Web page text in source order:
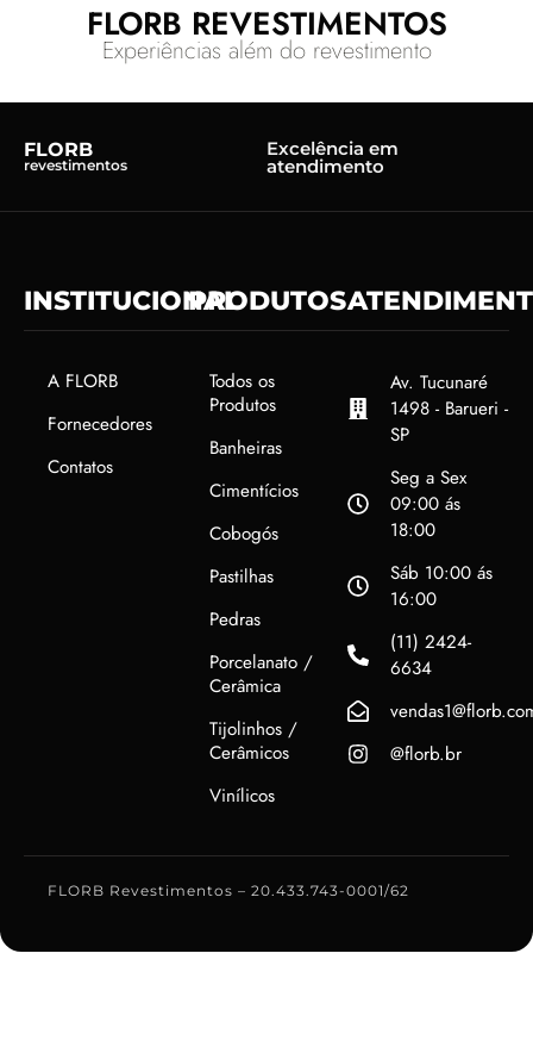
FLORB REVESTIMENTOS
Experiências além do revestimento
FLORB
revestimentos
Excelência em
atendimento
INSTITUCIONAL
A FLORB
Fornecedores
Contatos
PRODUTOS
Todos os
Produtos
Banheiras
Cimentícios
Cobogós
Pastilhas
Pedras
Porcelanato /
Cerâmica
Tijolinhos /
Cerâmicos
Vinílicos
Av. Tucunaré
1498 - Barueri -
SP
Seg a Sex
09:00 ás
18:00
Sáb 10:00 ás
16:00
(11) 2424-
6634
@florb.br
FLORB Revestimentos – 20.433.743-0001/62